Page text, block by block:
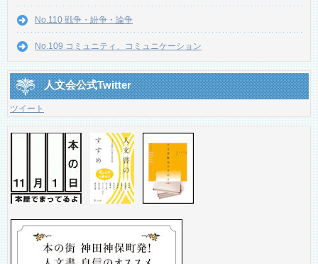
No.110 戦争・紛争・論争
No.109 コミュニティ、コミュニケーション
人文会公式Twitter
ツイート